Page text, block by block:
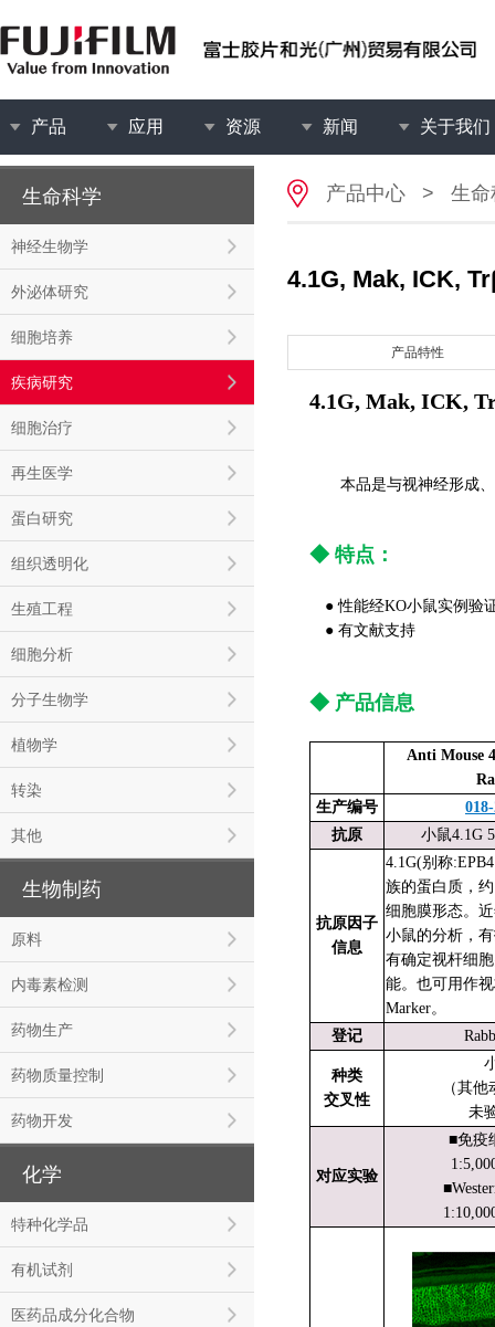
产品 应用 资源 新闻 关于我们
生命科学
神经生物学
外泌体研究
细胞培养
疾病研究
细胞治疗
再生医学
蛋白研究
组织透明化
生殖工程
细胞分析
分子生物学
植物学
转染
其他
生物制药
原料
内毒素检测
药物生产
药物质量控制
药物开发
化学
特种化学品
有机试剂
医药品成分化合物
产品中心 > 生命
4.1G, Mak, ICK,
产品特性
4.1G, Mak, ICK,
本品是与视神经形成、
◆ 特点：
● 性能经KO小鼠实例验
● 有文献支持
◆ 产品信息
Anti Mouse
生产编号
抗原
小鼠4.1G
抗原因子
信息
4.1G(别称
族的蛋白质，
细胞膜形态。
小鼠的分析，
有确定视杆细
能。也可用作
Marker。
登记
种类
交叉性
（其他
未
对应实验
■免疫